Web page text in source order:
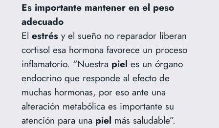
Es importante mantener en el peso
adecuado
El estrésy el sueño no reparador liberan
cortisol esa hormona favorece un proceso
inflamatorio. “Nuestra piel es un órgano
endocrino que responde al efecto de
muchas hormonas, por eso ante una
alteración metabólica es importante su
atención para una piel más saludable”.